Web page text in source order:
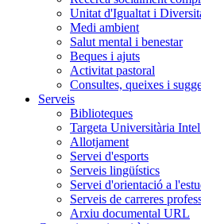
Unitat d'Igualtat i
Medi ambient
Salut mental i benestar
Beques i ajuts
Activitat pastoral
Consultes, queixes i
Serveis
Biblioteques
Targeta Universitària
Allotjament
Servei d'esports
Serveis lingüístics
Servei d'orientació a
Serveis de carreres
Arxiu documental URL